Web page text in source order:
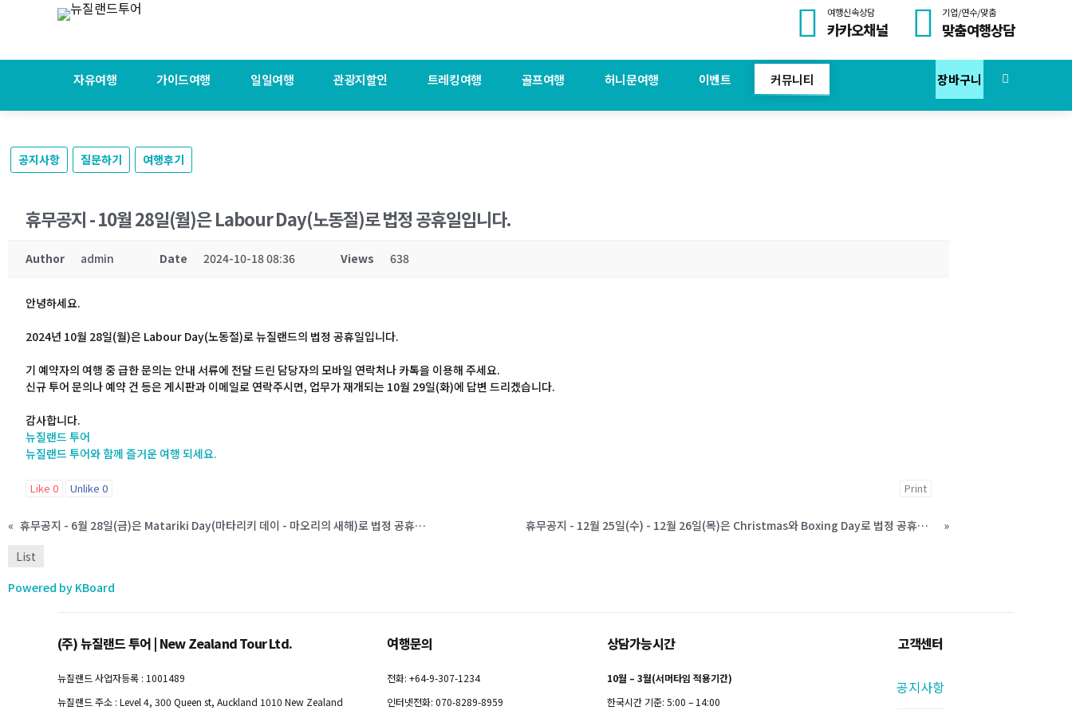
기업/연수/맞춤
맞춤여행상담
여행신속상담
카카오채널
장바구니
자유여행 가이드여행 일일여행 관광지할인 트레킹여행 골프여행 허니문여행 이벤트 커뮤니티
공지사항 질문하기 여행후기
휴무공지 - 10월 28일(월)은 Labour Day(노동절)로 법정 공휴일입니다.
Author admin Date 2024-10-18 08:36 Views 638
안녕하세요.
2024년 10월 28일(월)은 Labour Day(노동절)로 뉴질랜드의 법정 공휴일입니다.
기 예약자의 여행 중 급한 문의는 안내 서류에 전달 드린 담당자의 모바일 연락처나 카톡을 이용해 주세요.
신규 투어 문의나 예약 건 등은 게시판과 이메일로 연락주시면, 업무가 재개되는 10월 29일(화)에 답변 드리겠습니다.
감사합니다.
뉴질랜드 투어
뉴질랜드 투어와 함께 즐거운 여행 되세요.
Like 0 Unlike 0 Print
« 휴무공지 - 6월 28일(금)은 Matariki Day(마타리키 데이 - 마오리의 새해)로 법정 공휴일입니다. 휴무공지 - 12월 25일(수) - 12월 26일(목)은 Christmas와 Boxing Day로 법정 공휴일입니다.
»
List
Powered by KBoard
(주) 뉴질랜드 투어 | New Zealand Tour Ltd.
뉴질랜드 사업자등록 : 1001489
뉴질랜드 주소 : Level 4, 300 Queen st, Auckland 1010 New Zealand
여행문의
전화: +64-9-307-1234
인터넷전화: 070-8289-8959
상담가능시간
10월 – 3월(서머타임 적용기간)
한국시간 기준: 5:00 – 14:00
고객센터
공지사항